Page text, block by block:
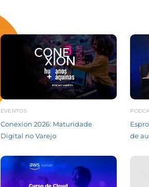
EVENTOS
Conexion 2026: Maturidade
Digital no Varejo
de